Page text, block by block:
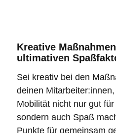
Kreative
ultimativen
Sei kreativ bei den
deinen
Mobilität nicht nur gut
sondern auch Spaß
Punkte für gemeinsam